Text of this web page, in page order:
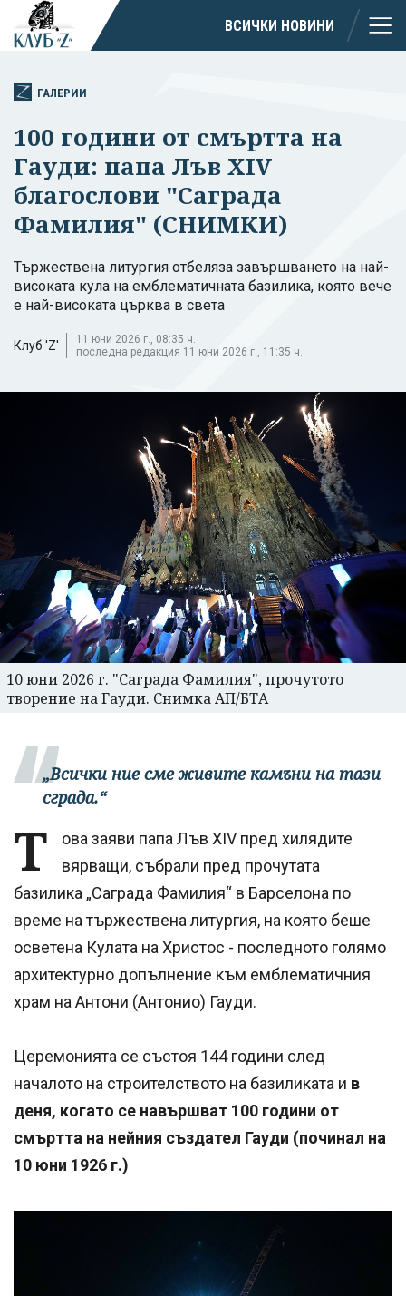
ВСИЧКИ НОВИНИ
ГАЛЕРИИ
100 години от смъртта на
Гауди: папа Лъв XIV
благослови "Саграда
Фамилия" (СНИМКИ)
Тържествена литургия отбеляза завършването на най-
високата кула на емблематичната базилика, която вече
е най-високата църква в света
Клуб 'Z'
11 юни 2026 г., 08:35 ч.
последна редакция 11 юни 2026 г., 11:35 ч.
10 юни 2026 г. "Саграда Фамилия", прочутото
творение на Гауди. Снимка АП/БТА
„Всички ние сме живите камъни на тази
сграда.“
Т
ова заяви папа Лъв XIV пред хилядите
вярващи, събрали пред прочутата
базилика „Саграда Фамилия“ в Барселона по
време на тържествена литургия, на която беше
осветена Кулата на Христос - последното голямо
архитектурно допълнение към емблематичния
храм на Антони (Антонио) Гауди.
Церемонията се състоя 144 години след
началото на строителството на базиликата и в
деня, когато се навършват 100 години от
смъртта на нейния създател Гауди (починал на
10 юни 1926 г.)